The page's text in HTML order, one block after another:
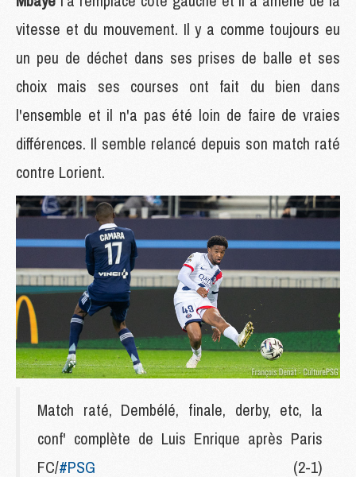
vitesse et du mouvement. Il y a comme toujours eu
un peu de déchet dans ses prises de balle et ses
choix mais ses courses ont fait du bien dans
l'ensemble et il n'a pas été loin de faire de vraies
différences. Il semble relancé depuis son match raté
contre Lorient.
Match raté, Dembélé, finale, derby, etc, la
conf' complète de Luis Enrique après Paris
FC/#PSG (2-1)